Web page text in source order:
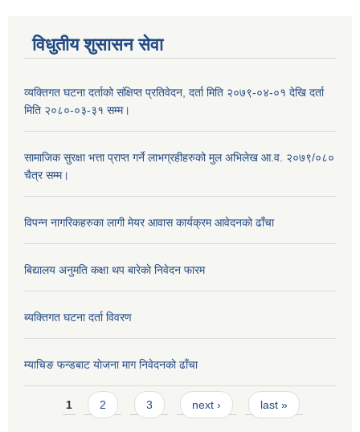
विधुतीय शुसासन सेवा
व्यक्तिगत घटना दर्ताको संक्षिप्त प्रतिवेदन, दर्ता मिति २०७९-०४-०१ देखि दर्ता
मिति २०८०-०३-३१ सम्म।
सामाजिक सुरक्षा भत्ता प्राप्त गर्ने लाभग्रहीहरुको मुल अभिलेख आ.व. २०७९/०८०
चैत्र सम्म।
विपन्न नागरिकहरुका लागी मेयर आवास कार्यक्रम आवेदनको ढाँचा
बिद्यालय अनुमति कक्षा थप बारेकाे निवेदन फारम
ब्यक्तिगत घटना दर्ता विवरण
म्याचिङ फन्डबाट याेजना माग निवेदनकाे ढाँचा
Pages
1 2 3 next › last »